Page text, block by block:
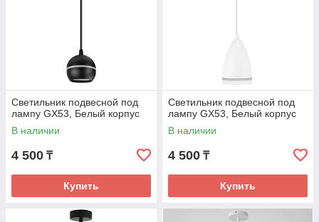
Светильник подвесной под
лампу GX53, Белый корпус
В наличии
4 500 ₸
Купить
Светильник подвесной под
лампу GX53, Белый корпус
В наличии
4 500 ₸
Купить